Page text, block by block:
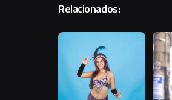
Relacionados: